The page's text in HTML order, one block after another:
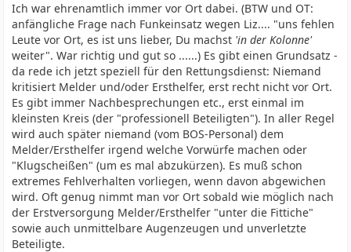
Ich war ehrenamtlich immer vor Ort dabei. (BTW und OT:
anfängliche Frage nach Funkeinsatz wegen Liz.... "uns fehlen
Leute vor Ort, es ist uns lieber, Du machst 'in der Kolonne'
weiter". War richtig und gut so ......) Es gibt einen Grundsatz -
da rede ich jetzt speziell für den Rettungsdienst: Niemand
kritisiert Melder und/oder Ersthelfer, erst recht nicht vor Ort.
Es gibt immer Nachbesprechungen etc., erst einmal im
kleinsten Kreis (der "professionell Beteiligten"). In aller Regel
wird auch später niemand (vom BOS-Personal) dem
Melder/Ersthelfer irgend welche Vorwürfe machen oder
"Klugscheißen" (um es mal abzukürzen). Es muß schon
extremes Fehlverhalten vorliegen, wenn davon abgewichen
wird. Oft genug nimmt man vor Ort sobald wie möglich nach
der Erstversorgung Melder/Ersthelfer "unter die Fittiche"
sowie auch unmittelbare Augenzeugen und unverletzte
Beteiligte.